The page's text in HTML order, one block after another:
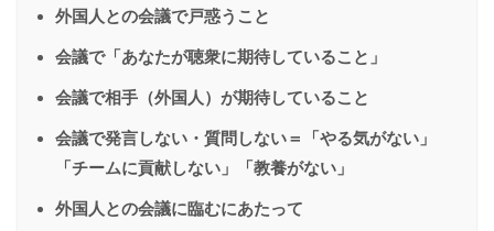
外国人との会議で戸惑うこと
会議で「あなたが聴衆に期待していること」
会議で相手（外国人）が期待していること
会議で発言しない・質問しない＝「やる気がない」
「チームに貢献しない」「教養がない」
外国人との会議に臨むにあたって